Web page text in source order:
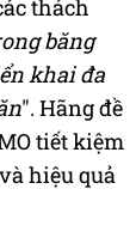
thách
băng
khai đa
". Hãng đề
tiết kiệm
hiệu quả